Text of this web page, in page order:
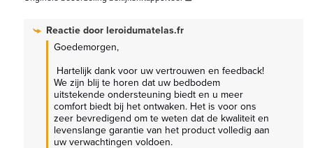
Reactie doorleroidumatelas.fr
Goedemorgen,
We zijn blij te horen dat uw bedbodem
uitstekende ondersteuning biedt en u meer
comfort biedt bij het ontwaken. Het is voor ons
zeer bevredigend om te weten dat de kwaliteit en
levenslange garantie van het product volledig aan
uw verwachtingen voldoen.